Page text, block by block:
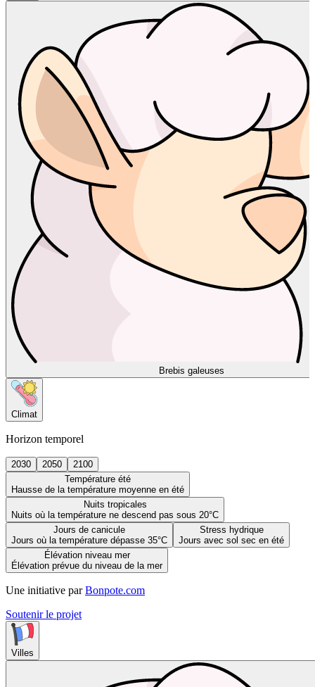
Brebis galeuses
Climat
Horizon temporel
2030 2050
2100
Température été
Hausse de la température moyenne en été
Nuits tropicales
Nuits où la température ne descend pas sous 20°C
Jours de canicule
Jours où la température dépasse 35°C
Stress hydrique
Jours avec sol sec en été
Élévation niveau mer
Élévation prévue du niveau de la mer
Une initiative par Bonpote.com
Soutenir le projet
Villes